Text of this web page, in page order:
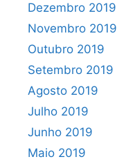
Dezembro 2019
Novembro 2019
Outubro 2019
Setembro 2019
Agosto 2019
Julho 2019
Junho 2019
Maio 2019